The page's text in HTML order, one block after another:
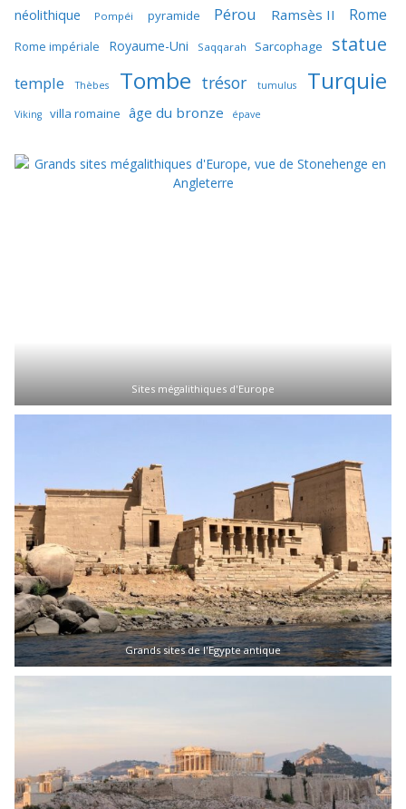
néolithique Pompéi pyramide Pérou Ramsès II Rome
Rome impériale Royaume-Uni Saqqarah Sarcophage statue
temple Thèbes Tombe trésor tumulus Turquie
Viking villa romaine âge du bronze épave
Sites mégalithiques d'Europe
Grands sites de l'Egypte antique